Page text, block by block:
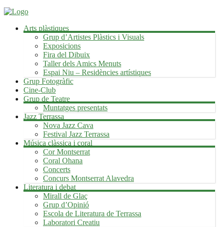
Arts plàstiques
Grup d’Artistes Plàstics i Visuals
Exposicions
Fira del Dibuix
Taller dels Amics Menuts
Espai Niu – Residències artístiques
Grup Fotogràfic
Cine-Club
Grup de Teatre
Muntatges presentats
Jazz Terrassa
Nova Jazz Cava
Festival Jazz Terrassa
Música clàssica i coral
Cor Montserrat
Coral Ohana
Concerts
Concurs Montserrat Alavedra
Literatura i debat
Mirall de Glaç
Grup d’Opinió
Escola de Literatura de Terrassa
Laboratori Creatiu